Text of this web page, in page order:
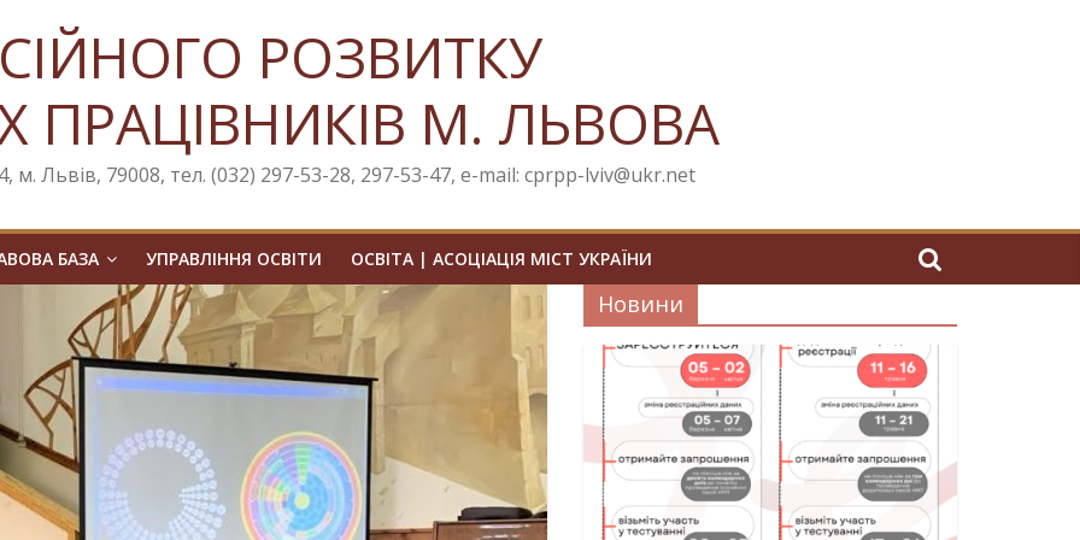
РОЗВИТКУ
ПРАЦІВНИКІВ М. ЛЬВОВА
м. Львів, 79008, тел. (032) 297-53-28, 297-53-47, e-mail: cprpp-lviv@ukr.net
БАЗА УПРАВЛІННЯ ОСВІТИ ОСВІТА | АСОЦІАЦІЯ МІСТ УКРАЇНИ
Новини